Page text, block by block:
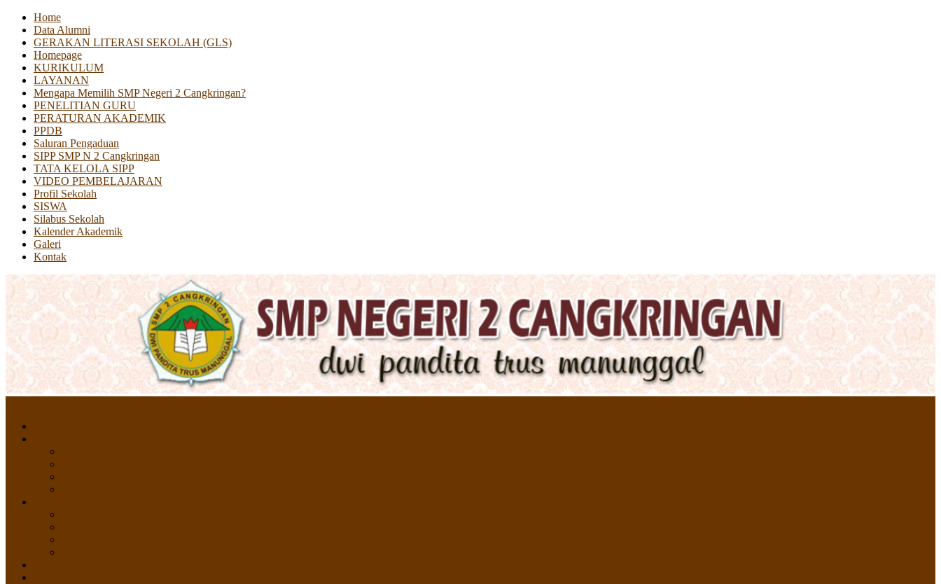
Home
Data Alumni
GERAKAN LITERASI SEKOLAH (GLS)
Homepage
KURIKULUM
LAYANAN
Mengapa Memilih SMP Negeri 2 Cangkringan?
PENELITIAN GURU
PERATURAN AKADEMIK
PPDB
Saluran Pengaduan
SIPP SMP N 2 Cangkringan
TATA KELOLA SIPP
VIDEO PEMBELAJARAN
Profil Sekolah
SISWA
Silabus Sekolah
Kalender Akademik
Galeri
Kontak